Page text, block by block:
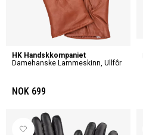
Damehanske Lammeskinn, Ullfôr
HK Handskkompaniet
NOK 699